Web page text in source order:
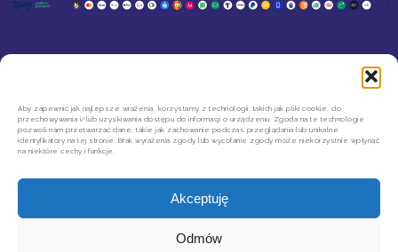
Aby zapewnić jak najlepsze wrażenia, korzystamy z technologii, takich jak pliki cookie, do
przechowywania i/lub uzyskiwania dostępu do informacji o urządzeniu. Zgoda na te technologie
pozwoli nam przetwarzać dane, takie jak zachowanie podczas przeglądania lub unikalne
identyfikatory na tej stronie. Brak wyrażenia zgody lub wycofanie zgody może niekorzystnie wpłynąć
na niektóre cechy i funkcje.
Akceptuję
Odmów
REGULAMIN SKLEPU
POLITYKA PRYWATNOŚCI
REGULAMIN NEWSLETTERA